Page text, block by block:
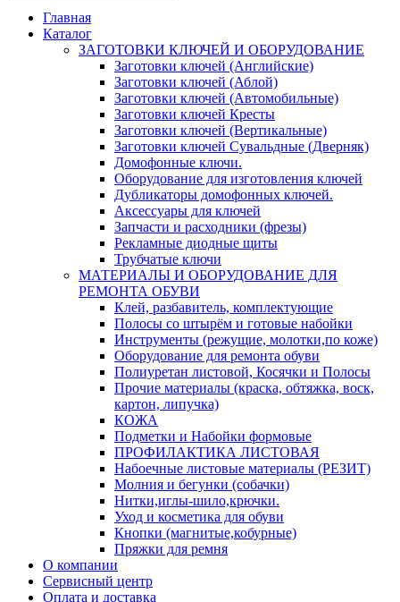
Главная
Каталог
ЗАГОТОВКИ КЛЮЧЕЙ И ОБОРУДОВАНИЕ
Заготовки ключей (Английские)
Заготовки ключей (Аблой)
Заготовки ключей (Автомобильные)
Заготовки ключей Кресты
Заготовки ключей (Вертикальные)
Заготовки ключей Сувальдные (Дверняк)
Домофонные ключи.
Оборудование для изготовления ключей
Дубликаторы домофонных ключей.
Аксессуары для ключей
Запчасти и расходники (фрезы)
Рекламные диодные щиты
Трубчатые ключи
МАТЕРИАЛЫ И ОБОРУДОВАНИЕ ДЛЯ
РЕМОНТА ОБУВИ
Клей, разбавитель, комплектующие
Полосы со штырём и готовые набойки
Инструменты (режущие, молотки,по коже)
Оборудование для ремонта обуви
Полиуретан листовой, Косячки и Полосы
Прочие материалы (краска, обтяжка, воск,
картон, липучка)
КОЖА
Подметки и Набойки формовые
ПРОФИЛАКТИКА ЛИСТОВАЯ
Набоечные листовые материалы (РЕЗИТ)
Молния и бегунки (собачки)
Нитки,иглы-шило,крючки.
Уход и косметика для обуви
Кнопки (магнитые,кобурные)
Пряжки для ремня
О компании
Сервисный центр
Оплата и доставка